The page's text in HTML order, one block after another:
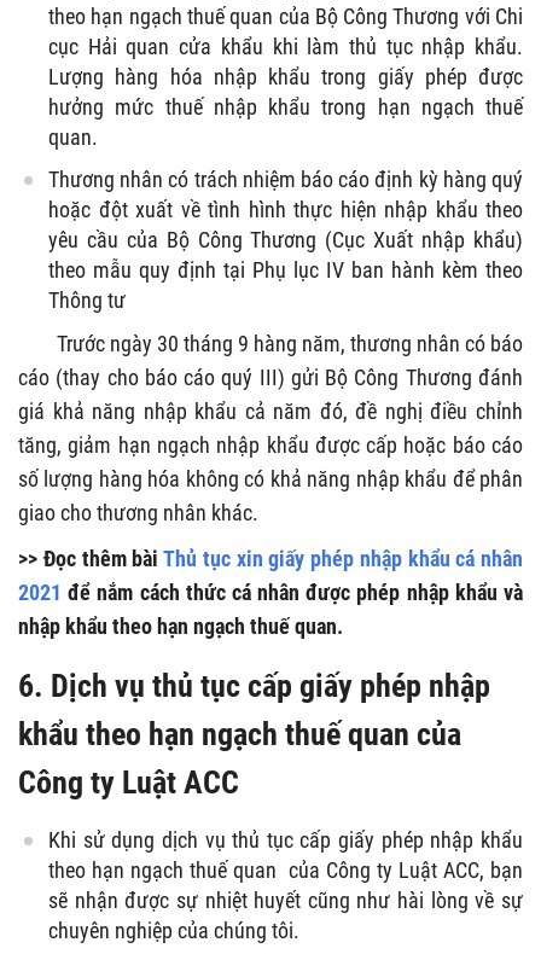
theo hạn ngạch thuế quan của Bộ Công Thương với Chi
cục Hải quan cửa khẩu khi làm thủ tục nhập khẩu.
Lượng hàng hóa nhập khẩu trong giấy phép được
hưởng mức thuế nhập khẩu trong hạn ngạch thuế
quan.
Thương nhân có trách nhiệm báo cáo định kỳ hàng quý
hoặc đột xuất về tình hình thực hiện nhập khẩu theo
yêu cầu của Bộ Công Thương (Cục Xuất nhập khẩu)
theo mẫu quy định tại Phụ lục IV ban hành kèm theo
Thông tư
Trước ngày 30 tháng 9 hàng năm, thương nhân có báo
cáo (thay cho báo cáo quý III) gửi Bộ Công Thương đánh
giá khả năng nhập khẩu cả năm đó, đề nghị điều chỉnh
tăng, giảm hạn ngạch nhập khẩu được cấp hoặc báo cáo
số lượng hàng hóa không có khả năng nhập khẩu để phân
giao cho thương nhân khác.
>> Đọc thêm bài Thủ tục xin giấy phép nhập khẩu cá nhân
2021 để nắm cách thức cá nhân được phép nhập khẩu và
nhập khẩu theo hạn ngạch thuế quan.
6. Dịch vụ thủ tục cấp giấy phép nhập
khẩu theo hạn ngạch thuế quan của
Công ty Luật ACC
Khi sử dụng dịch vụ thủ tục cấp giấy phép nhập khẩu
theo hạn ngạch thuế quan của Công ty Luật ACC, bạn
sẽ nhận được sự nhiệt huyết cũng như hài lòng về sự
chuyên nghiệp của chúng tôi.